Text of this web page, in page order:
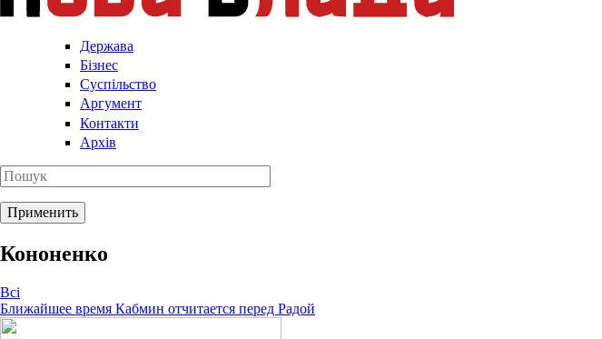
Держава
Бізнес
Суспільство
Аргумент
Контакти
Архів
Кононенко
Всі
Ближайшее время Кабмин отчитается перед Радой